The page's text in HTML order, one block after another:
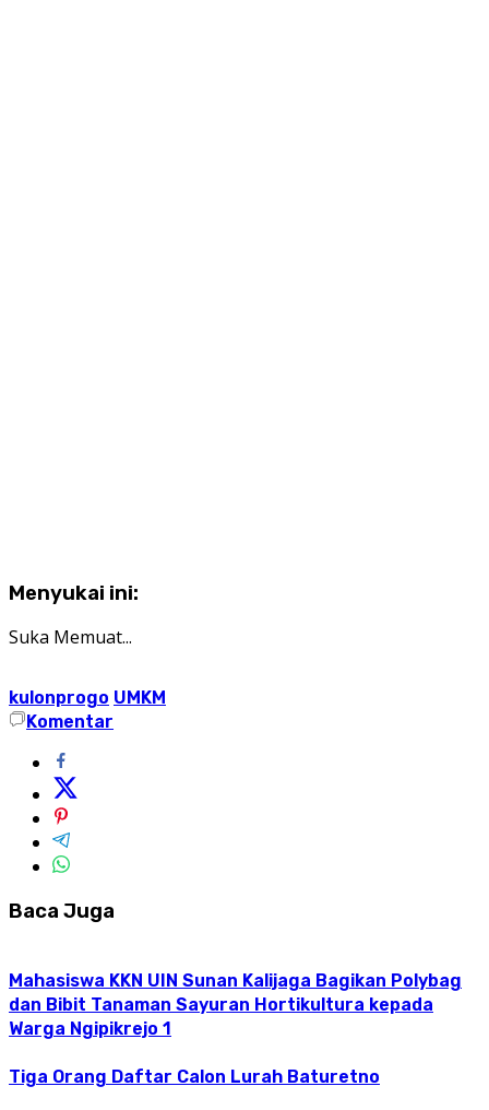
Menyukai ini:
Suka Memuat...
kulonprogo UMKM
Komentar
Baca Juga
Mahasiswa KKN UIN Sunan Kalijaga Bagikan Polybag
dan Bibit Tanaman Sayuran Hortikultura kepada
Warga Ngipikrejo 1
Tiga Orang Daftar Calon Lurah Baturetno